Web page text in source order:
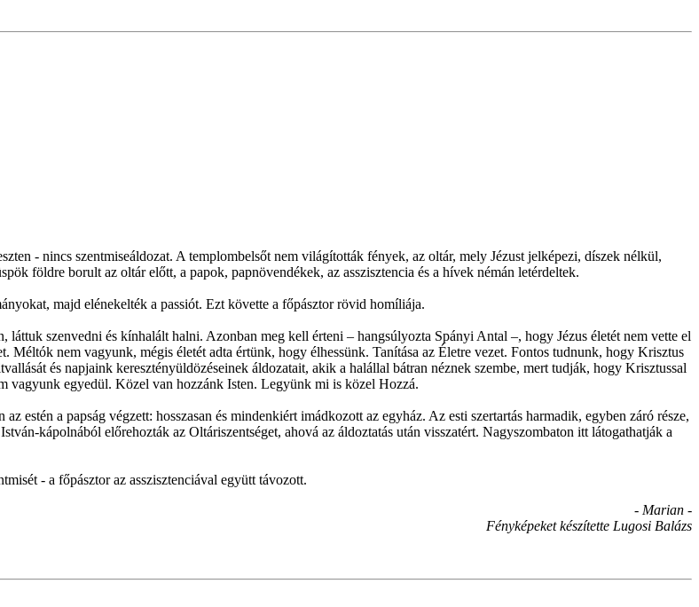
- nincs szentmiseáldozat. A templombelsőt nem világították fények, az oltár, mely Jézust jelképezi, díszek nélkül,
földre borult az oltár előtt, a papok, papnövendékek, az asszisztencia és a hívek némán letérdeltek.
majd elénekelték a passiót. Ezt követte a főpásztor rövid homíliája.
szenvedni és kínhalált halni. Azonban meg kell érteni – hangsúlyozta Spányi Antal –, hogy Jézus életét nem vette el
Méltók nem vagyunk, mégis életét adta értünk, hogy élhessünk. Tanítása az Életre vezet. Fontos tudnunk, hogy Krisztus
és napjaink keresztényüldözéseinek áldozatait, akik a halállal bátran néznek szembe, mert tudják, hogy Krisztussal
vagyunk egyedül. Közel van hozzánk Isten. Legyünk mi is közel Hozzá.
estén a papság végzett: hosszasan és mindenkiért imádkozott az egyház. Az esti szertartás harmadik, egyben záró része,
kápolnából előrehozták az Oltáriszentséget, ahová az áldoztatás után visszatért. Nagyszombaton itt látogathatják a
- a főpásztor az asszisztenciával együtt távozott.
- Marian -
Fényképeket készítette Lugosi Balázs